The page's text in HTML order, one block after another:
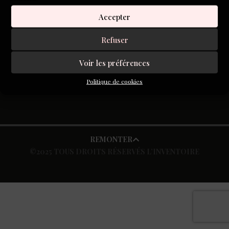
Accepter
Refuser
Voir les préférences
Politique de cookies
REMONTER